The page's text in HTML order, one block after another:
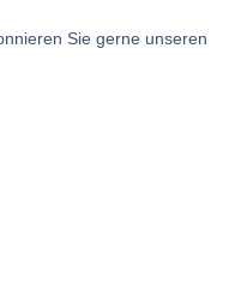
Sie gerne unseren